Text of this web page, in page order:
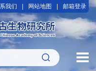
我们 网站地图 邮箱登录